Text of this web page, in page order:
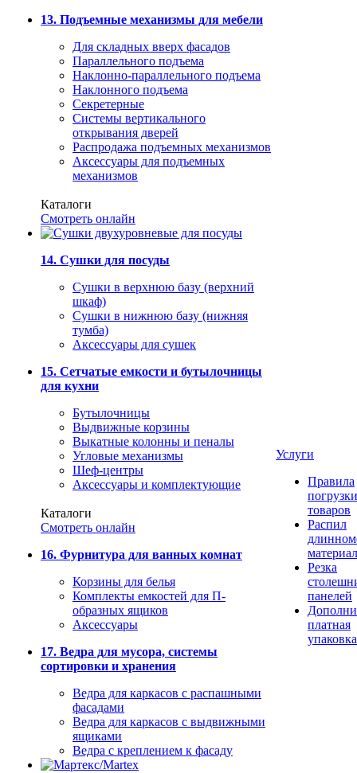
13. Подъемные механизмы для мебели
Для складных вверх фасадов
Параллельного подъема
Наклонно-параллельного подъема
Наклонного подъема
Секретерные
Системы вертикального
открывания дверей
Распродажа подъемных механизмов
Аксессуары для подъемных
механизмов
Каталоги
Смотреть онлайн
14. Сушки для посуды
Сушки в верхнюю базу (верхний
шкаф)
Сушки в нижнюю базу (нижняя
тумба)
Аксессуары для сушек
15. Сетчатые емкости и бутылочницы
для кухни
Бутылочницы
Выдвижные корзины
Выкатные колонны и пеналы
Угловые механизмы
Шеф-центры
Аксессуары и комплектующие
Каталоги
Смотреть онлайн
16. Фурнитура для ванных комнат
Корзины для белья
Комплекты емкостей для П-
образных ящиков
Аксессуары
17. Ведра для мусора, системы
сортировки и хранения
Ведра для каркасов с распашными
фасадами
Ведра для каркасов с выдвижными
ящиками
Ведра с креплением к фасаду
Услуги
Правила
погрузки
товаров
Распил
Резка
панелей
платная
упаковка